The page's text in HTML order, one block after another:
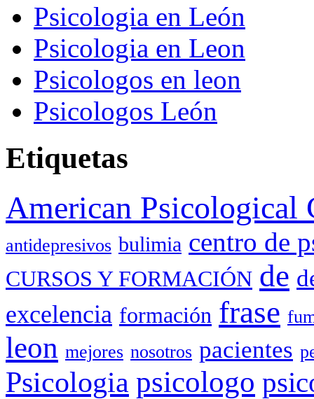
Psicologia en León
Psicologia en Leon
Psicologos en leon
Psicologos León
Etiquetas
American Psicological
antidepresivos bulimia centro de
CURSOS Y FORMACIÓN de
excelencia formación frase
leon mejores nosotros pacientes
Psicologia psicologo